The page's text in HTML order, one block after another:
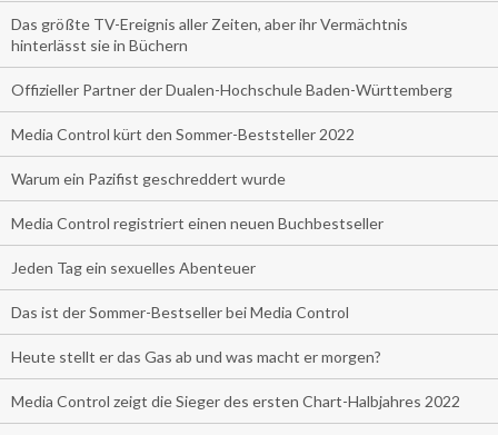
Das größte TV-Ereignis aller Zeiten, aber ihr Vermächtnis
hinterlässt sie in Büchern
Offizieller Partner der Dualen-Hochschule Baden-Württemberg
Media Control kürt den Sommer-Beststeller 2022
Warum ein Pazifist geschreddert wurde
Media Control registriert einen neuen Buchbestseller
Jeden Tag ein sexuelles Abenteuer
Das ist der Sommer-Bestseller bei Media Control
Heute stellt er das Gas ab und was macht er morgen?
Media Control zeigt die Sieger des ersten Chart-Halbjahres 2022